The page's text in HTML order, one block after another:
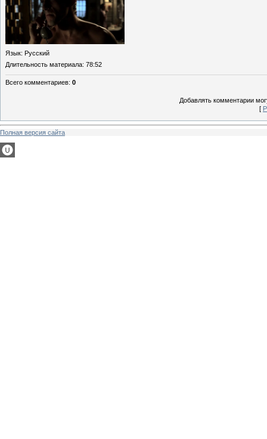
Язык: Русский
Длительность материала: 78:52
Всего комментариев: 0
Добавлять комментарии
[
Полная версия сайта